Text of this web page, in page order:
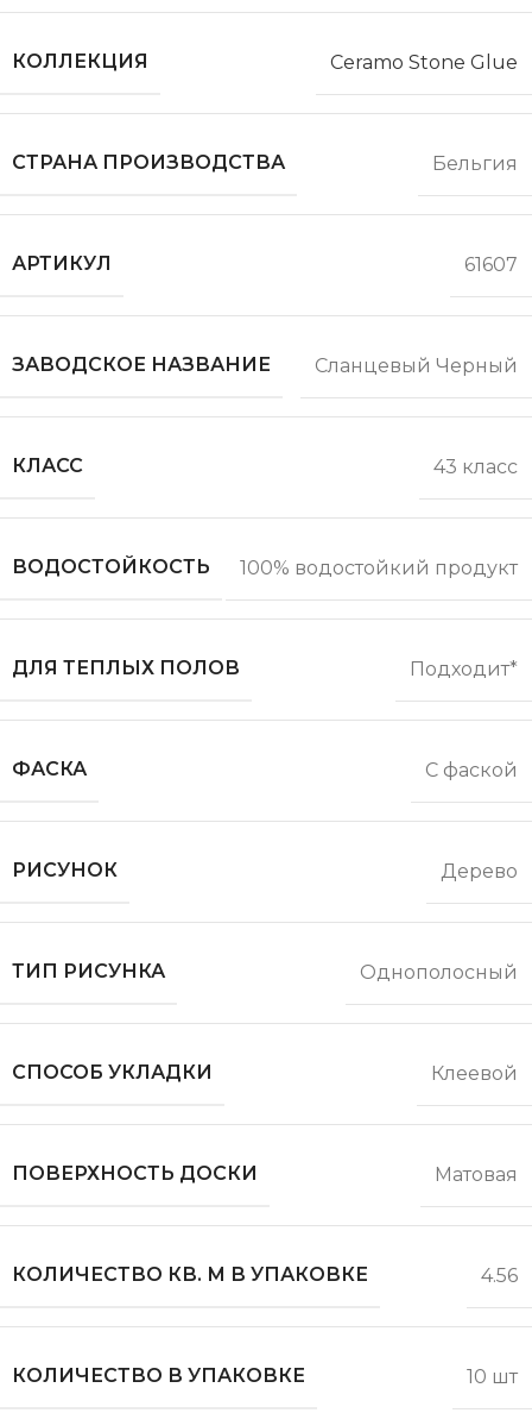
КОЛЛЕКЦИЯ Ceramo Stone Glue
СТРАНА ПРОИЗВОДСТВА Бельгия
АРТИКУЛ 61607
ЗАВОДСКОЕ НАЗВАНИЕ Сланцевый Черный
КЛАСС 43 класс
ВОДОСТОЙКОСТЬ 100% водостойкий продукт
ДЛЯ ТЕПЛЫХ ПОЛОВ Подходит*
ФАСКА С фаской
РИСУНОК Дерево
ТИП РИСУНКА Однополосный
СПОСОБ УКЛАДКИ Клеевой
ПОВЕРХНОСТЬ ДОСКИ Матовая
КОЛИЧЕСТВО КВ. М В УПАКОВКЕ 4.56
КОЛИЧЕСТВО В УПАКОВКЕ 10 шт